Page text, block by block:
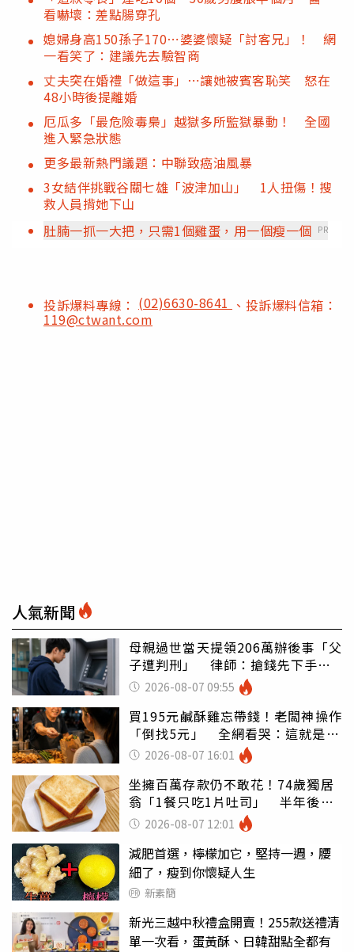
看嚇壞：差點腸穿孔
媳婦身高150孫子170⋯婆婆懷疑「討客兄」！ 網
一看笑了：建議先去驗智商
丈夫突在婚禮「做這事」⋯讓她被賓客恥笑 怒在
48小時後提離婚
厄瓜多「最危險毒梟」越獄多所監獄暴動！ 全國
進入緊急狀態
更多最新熱門議題：中聯致癌油風暴
3女結伴挑戰谷關七雄「波津加山」 1人扭傷！搜
救人員揹她下山
肚腩一抓一大把，只需1個雞蛋，用一個瘦一個 PR
投訴爆料專線： (02)6630-8641 、投訴爆料信箱：
119@ctwant.com
人氣新聞
母親過世當天提領206萬辦後事「父
子遭判刑」 律師：搶錢先下手是
罪 2026-08-07 09:55
買195元鹹酥雞忘帶錢！老闆神操作
「倒找5元」 全網看哭：這就是台
灣 2026-08-07 16:01
坐擁百萬存款仍不敢花！74歲獨居
翁「1餐只吃1片吐司」 半年後暴
瘦嚇壞女兒
2026-08-07 12:01
減肥首選，檸檬加它，堅持一週，腰
細了，瘦到你懷疑人生
新素簡
新光三越中秋禮盒開賣！255款送禮清
單一次看，蛋黃酥、日韓甜點全都有